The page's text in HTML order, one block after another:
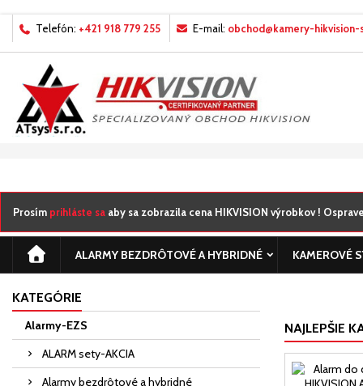
Telefón: +421 918 779 255 E-mail: obchod@kamery-hikvision-
Prosím prihláste sa aby sa zobrazila cena HIKVISION výrobkov !
ALARMY BEZDRÔTOVÉ A HYBRIDNÉ KAMEROVÉ
KATEGÓRIE
Alarmy-EZS
ALARM sety-AKCIA
Alarmy bezdrôtové a hybridné
NAJLEPŠIE